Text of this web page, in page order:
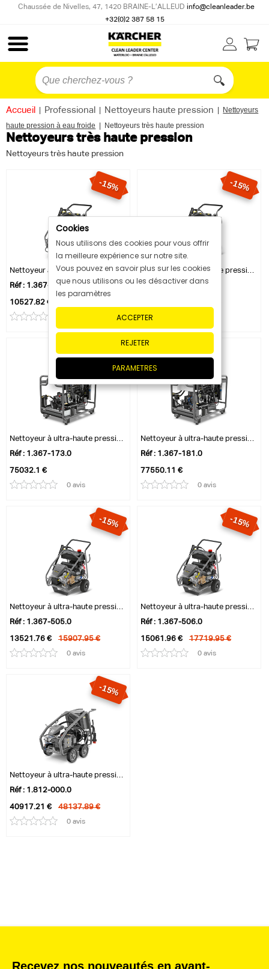
Chaussée de Nivelles, 47, 1420 BRAINE-L’ALLEUD info@cleanleader.be
+32(0)2 387 58 15
Accueil Professional Nettoyeurs haute pression
Nettoyeurs
haute pression à eau froide
Nettoyeurs très haute pression
Nettoyeurs très haute pression
Nettoyeurs très haute pression
-15%
Nettoyeur à ultra-haute pression HD 13/35-4
Réf : 1.367-154.0
10527.82 €
-15%
Nettoyeur à ultra-haute pression HD 9/50-4
Réf : 1.367-156.0
Nettoyeur à ultra-haute pression HD 9/10...
Réf : 1.367-173.0
75032.1 €
0 avis
Nettoyeur à ultra-haute pression HD 9/10...
Réf : 1.367-181.0
77550.11 €
0 avis
-15%
Nettoyeur à ultra-haute pression HD 13/35 Pe
Réf : 1.367-505.0
13521.76 € 15907.95 €
0 avis
-15%
Nettoyeur à ultra-haute pression HD 9/50 Pe
Réf : 1.367-506.0
15061.96 € 17719.95 €
0 avis
-15%
Nettoyeur à ultra-haute pression HD 9/10...
Réf : 1.812-000.0
40917.21 € 48137.89 €
0 avis
Recevez nos nouveautés en avant-
Cookies
Nous utilisons des cookies pour vous offrir
la meilleure expérience sur notre site.
Vous pouvez en savoir plus sur les cookies
que nous utilisons ou les désactiver dans
les paramètres
ACCEPTER
REJETER
PARAMETRES